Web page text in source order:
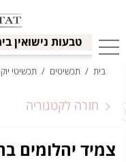
טבעות נישואין
בית / תכשיטים / תכשיטי
חזרה לקטגוריה
צמיד יהלומים